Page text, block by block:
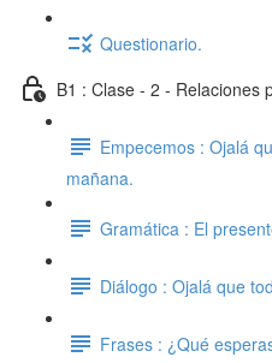
Questionario.
B1 : Clase - 2 - Relaciones
Empecemos : Ojalá
mañana.
Gramática : El
Diálogo : Ojalá que
Frases : ¿Qué